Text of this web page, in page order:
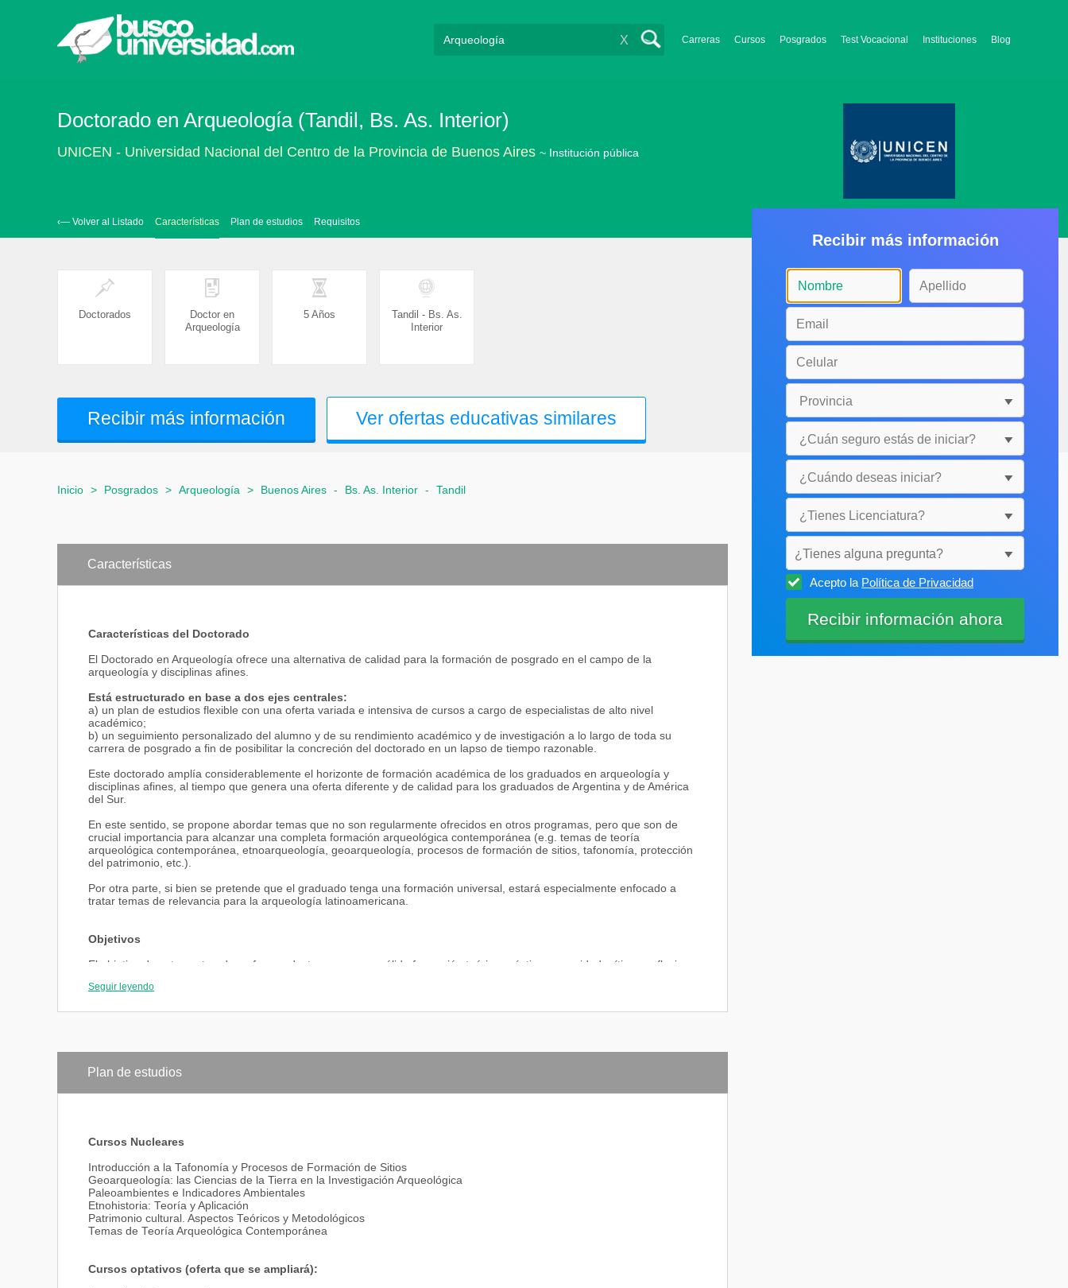
Carreras Cursos Posgrados Test Vocacional Instituciones Blog
X
Doctorado en Arqueología (Tandil, Bs. As. Interior)
UNICEN - Universidad Nacional del Centro de la Provincia de Buenos Aires ~ Institución pública
‹— Volver al Listado Características Plan de estudios Requisitos
Doctorados
Doctor en
Arqueología
5 Años
Tandil - Bs. As.
Interior
Recibir más información Ver ofertas educativas similares
Inicio > Posgrados > Arqueología > Buenos Aires - Bs. As. Interior - Tandil
Características
Características del Doctorado
El Doctorado en Arqueología ofrece una alternativa de calidad para la formación de posgrado en el campo de la
arqueología y disciplinas afines.
Está estructurado en base a dos ejes centrales:
a) un plan de estudios flexible con una oferta variada e intensiva de cursos a cargo de especialistas de alto nivel
académico;
b) un seguimiento personalizado del alumno y de su rendimiento académico y de investigación a lo largo de toda su
carrera de posgrado a fin de posibilitar la concreción del doctorado en un lapso de tiempo razonable.
Este doctorado amplía considerablemente el horizonte de formación académica de los graduados en arqueología y
disciplinas afines, al tiempo que genera una oferta diferente y de calidad para los graduados de Argentina y de América
del Sur.
En este sentido, se propone abordar temas que no son regularmente ofrecidos en otros programas, pero que son de
crucial importancia para alcanzar una completa formación arqueológica contemporánea (e.g. temas de teoría
arqueológica contemporánea, etnoarqueología, geoarqueología, procesos de formación de sitios, tafonomía, protección
del patrimonio, etc.).
Por otra parte, si bien se pretende que el graduado tenga una formación universal, estará especialmente enfocado a
tratar temas de relevancia para la arqueología latinoamericana.
Objetivos
El objetivo de este postgrado es formar doctores con una sólida formación teórico-práctica, capacidad crítica y reflexiva
nuevas tecnologías y que estén calificados para abordar los diversos temas de la arqueología latinoamericana.
respeto de los pueblos originarios de América y, adopten una actitud conciente y reflexiva acerca de las implicancias
sociales y políticas de sus investigaciones.
Seguir leyendo
Plan de estudios
Cursos Nucleares
Introducción a la Tafonomía y Procesos de Formación de Sitios
Geoarqueología: las Ciencias de la Tierra en la Investigación Arqueológica
Paleoambientes e Indicadores Ambientales
Etnohistoria: Teoría y Aplicación
Patrimonio cultural. Aspectos Teóricos y Metodológicos
Temas de Teoría Arqueológica Contemporánea
Cursos optativos (oferta que se ampliará):
Recibir más información
¿Tienes alguna pregunta?
Selecciónala
Acepto la Política de Privacidad